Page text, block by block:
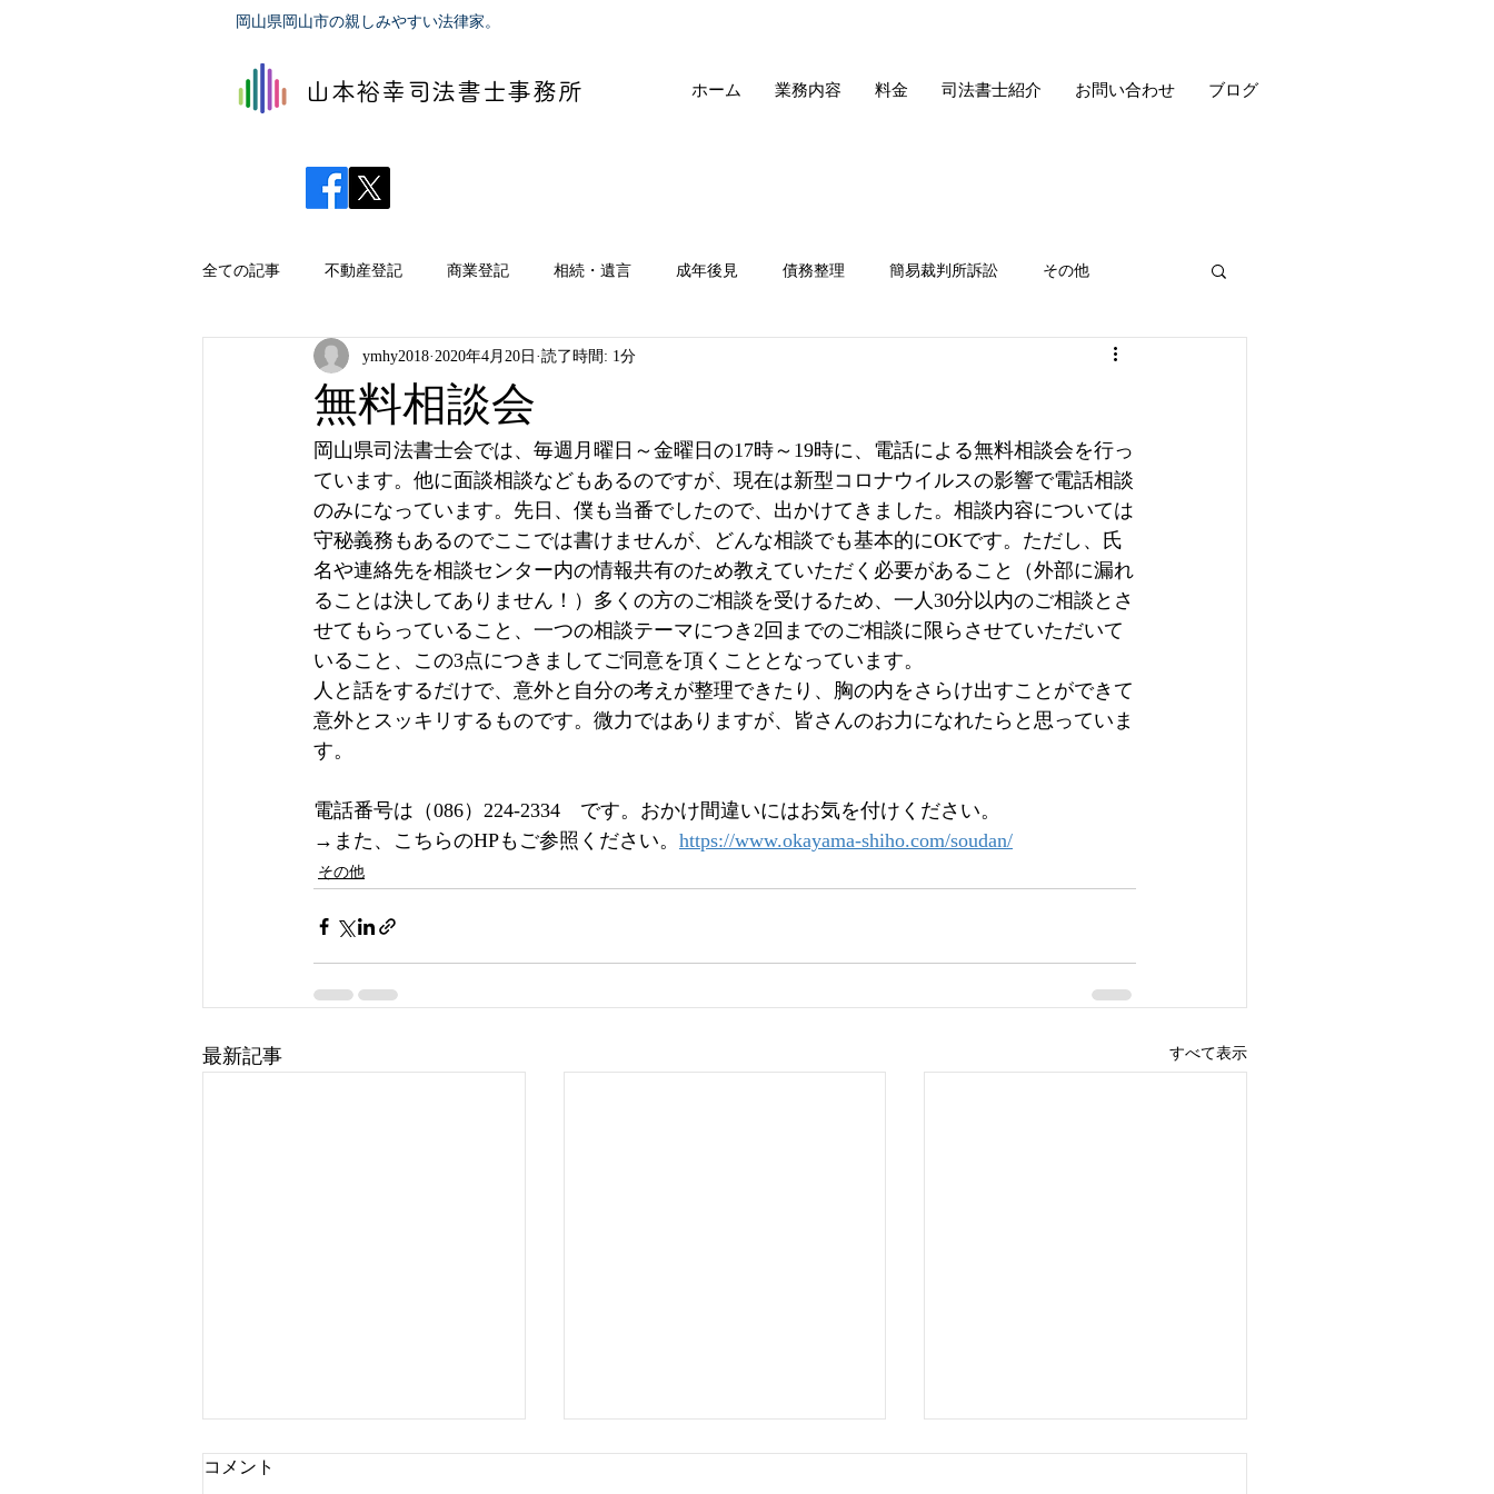
岡山県岡山市の親しみやすい法律家。
山本裕幸司法書士事務所 ホーム 業務内容 料金 司法書士紹介 お問い合わせ ブログ
全ての記事 不動産登記 商業登記 相続・遺言 成年後見 債務整理 簡易裁判所訴訟 その他
無料相談会
ymhy2018 2020年4月20日 読了時間: 1分
岡山県司法書士会では、毎週月曜日～金曜日の17時～19時に、電話による無料相談会を行っ
ています。他に面談相談などもあるのですが、現在は新型コロナウイルスの影響で電話相談
のみになっています。先日、僕も当番でしたので、出かけてきました。相談内容については
守秘義務もあるのでここでは書けませんが、どんな相談でも基本的にOKです。ただし、氏
名や連絡先を相談センター内の情報共有のため教えていただく必要があること（外部に漏れ
ることは決してありません！）多くの方のご相談を受けるため、一人30分以内のご相談とさ
せてもらっていること、一つの相談テーマにつき2回までのご相談に限らさせていただいて
いること、この3点につきましてご同意を頂くこととなっています。
人と話をするだけで、意外と自分の考えが整理できたり、胸の内をさらけ出すことができて
意外とスッキリするものです。微力ではありますが、皆さんのお力になれたらと思っていま
す。
電話番号は（086）224-2334　です。おかけ間違いにはお気を付けください。
→また、こちらのHPもご参照ください。 https://www.okayama-shiho.com/soudan/
その他
最新記事 すべて表示
あけましておめでとうござい
コメント